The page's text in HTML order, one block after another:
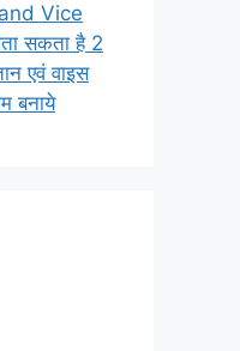
Vice
सकता है 2
एवं वाइस
बनाये